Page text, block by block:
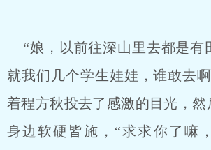
“娘，以前往深山里去都是有
就我们几个学生娃娃，谁敢去
着程方秋投去了感激的目光，
身边软硬皆施，“求求你了嘛